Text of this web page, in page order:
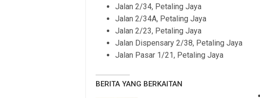
Jalan 2/34, Petaling Jaya
Jalan 2/34A, Petaling Jaya
Jalan 2/23, Petaling Jaya
Jalan Dispensary 2/38, Petaling Jaya
Jalan Pasar 1/21, Petaling Jaya
BERITA YANG BERKAITAN